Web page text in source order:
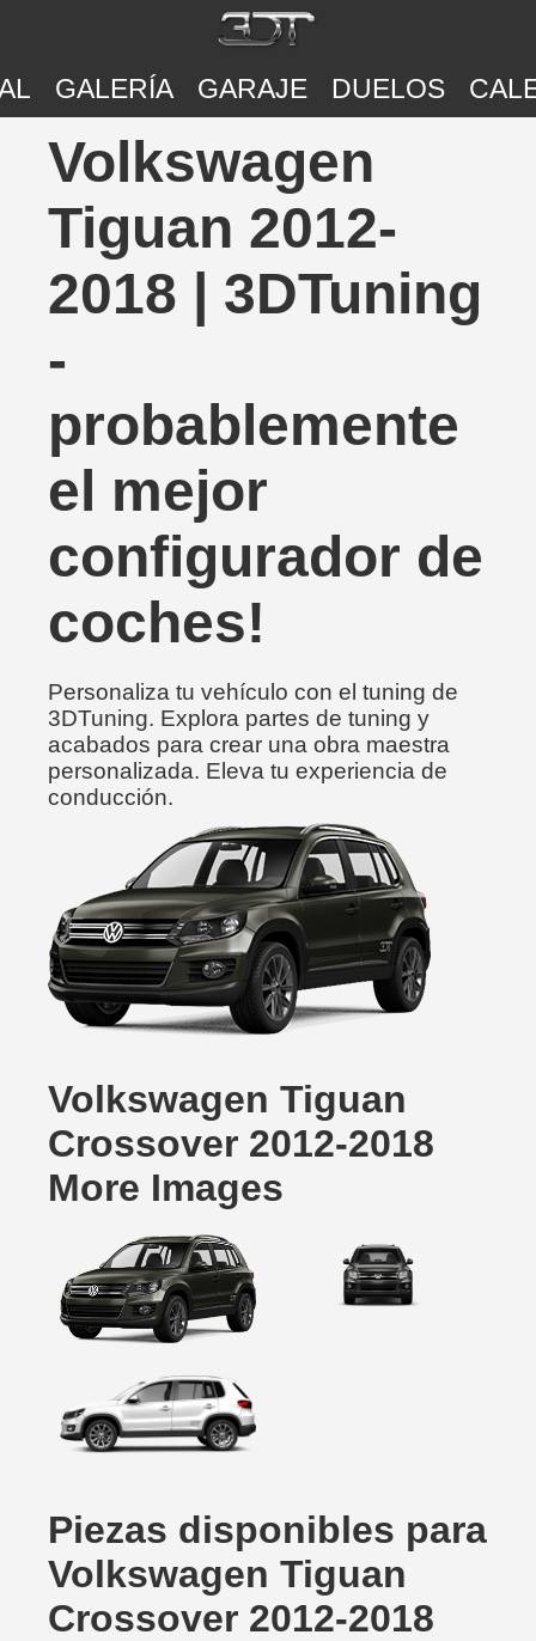
GALERÍA GARAJE DUELOS
Volkswagen
Tiguan 2012-
2018 | 3DTuning
-
probablemente
el mejor
configurador de
coches!
Personaliza tu vehículo con el tuning de
3DTuning. Explora partes de tuning y
acabados para crear una obra maestra
personalizada. Eleva tu experiencia de
conducción.
Volkswagen Tiguan
Crossover 2012-2018
More Images
Piezas disponibles para
Volkswagen Tiguan
Crossover 2012-2018